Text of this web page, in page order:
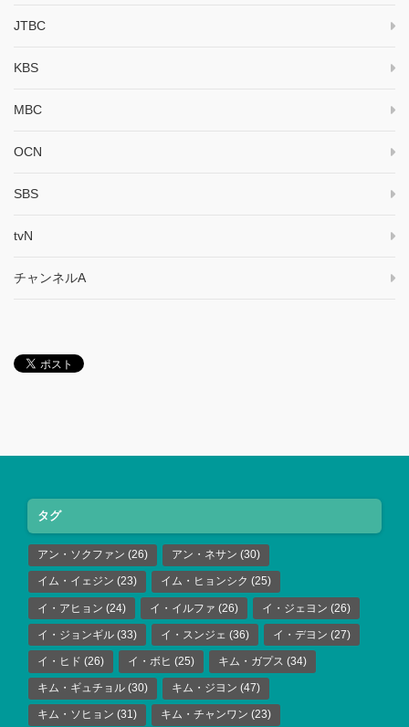
JTBC
KBS
MBC
OCN
SBS
tvN
チャンネルA
タグ
アン・ソクファン (26) アン・ネサン (30)
イム・イェジン (23) イム・ヒョンシク (25)
イ・アヒョン (24) イ・イルファ (26) イ・ジェヨン (26)
イ・ジョンギル (33) イ・スンジェ (36) イ・デヨン (27)
イ・ヒド (26) イ・ボヒ (25) キム・ガプス (34)
キム・ギュチョル (30) キム・ジヨン (47)
キム・ソヒョン (31) キム・チャンワン (23)